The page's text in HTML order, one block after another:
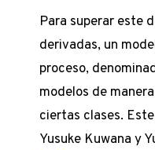
Para superar este
derivadas, un
proceso,
modelos de
ciertas clases.
Yusuke Kuwana y